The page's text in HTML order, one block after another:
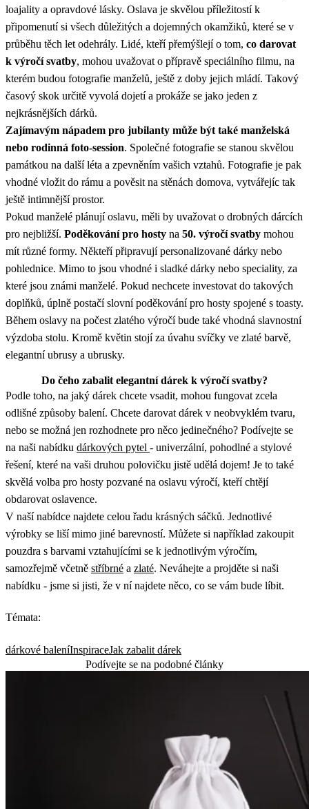
loajality a opravdové lásky. Oslava je skvělou příležitostí k
připomenutí si všech důležitých a dojemných okamžiků, které se v
průběhu těch let odehrály. Lidé, kteří přemýšlejí o tom, co darovat
k výročí svatby, mohou uvažovat o přípravě speciálního filmu, na
kterém budou fotografie manželů, ještě z doby jejich mládí. Takový
časový skok určitě vyvolá dojetí a prokáže se jako jeden z
nejkrásnějších dárků.
Zajímavým nápadem pro jubilanty může být také manželská
nebo rodinná foto-session. Společné fotografie se stanou skvělou
památkou na další léta a zpevněním vašich vztahů. Fotografie je pak
vhodné vložit do rámu a pověsit na stěnách domova, vytvářejíc tak
ještě intimnější prostor.
Pokud manželé plánují oslavu, měli by uvažovat o drobných dárcích
pro nejbližší. Poděkování pro hosty na 50. výročí svatby mohou
mít různé formy. Někteří připravují personalizované dárky nebo
pohlednice. Mimo to jsou vhodné i sladké dárky nebo speciality, za
které jsou známi manželé. Pokud nechcete investovat do takových
doplňků, úplně postačí slovní poděkování pro hosty spojené s toasty.
Během oslavy na počest zlatého výročí bude také vhodná slavnostní
výzdoba stolu. Kromě květin stojí za úvahu svíčky ve zlaté barvě,
elegantní ubrusy a ubrusky.
Do čeho zabalit elegantní dárek k výročí svatby?
Podle toho, na jaký dárek chcete vsadit, mohou fungovat zcela
odlišné způsoby balení. Chcete darovat dárek v neobvyklém tvaru,
nebo se možná jen rozhodnete pro něco jedinečného? Podívejte se
na naši nabídku dárkových pytel - univerzální, pohodlné a stylové
řešení, které na vaši druhou polovičku jistě udělá dojem! Je to také
skvělá volba pro hosty pozvané na oslavu výročí, kteří chtějí
obdarovat oslavence.
V naší nabídce najdete celou řadu krásných sáčků. Jednotlivé
výrobky se liší mimo jiné barevností. Můžete si například zakoupit
pouzdra s barvami vztahujícími se k jednotlivým výročím,
samozřejmě včetně stříbrné a zlaté. Neváhejte a projděte si naši
nabídku - jsme si jisti, že v ní najdete něco, co se vám bude líbit.
Témata:
dárkové baleníInspiraceJak zabalit dárek
Podívejte se na podobné články